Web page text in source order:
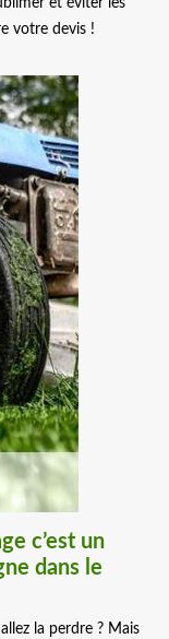
et éviter les
votre devis !
c’est un
dans le
la perdre ? Mais